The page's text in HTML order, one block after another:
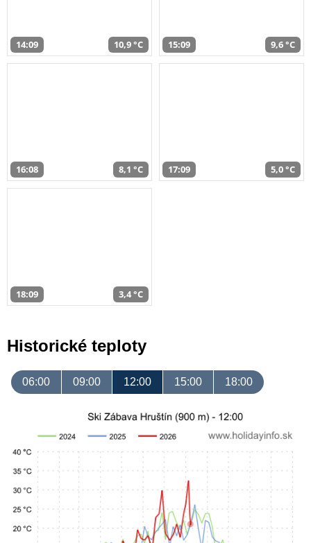
14:09 10,9 °C 15:09 9,6 °C
16:08 8,1 °C 17:09 5,0 °C
18:09 3,4 °C
Historické teploty
06:00 09:00 12:00 15:00 18:00